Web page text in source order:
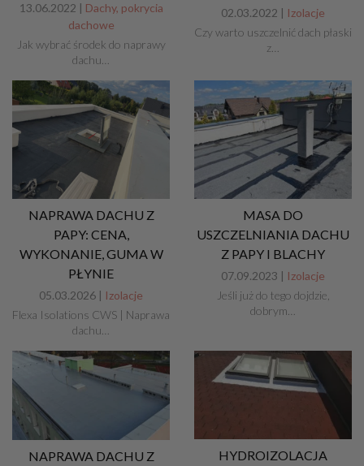
13.06.2022 | Dachy, pokrycia
dachowe
Jak wybrać środek do naprawy
dachu…
02.03.2022 | Izolacje
Czy warto uszczelnić dach płaski
z…
NAPRAWA DACHU Z
PAPY: CENA,
WYKONANIE, GUMA W
PŁYNIE
05.03.2026 | Izolacje
Flexa Isolations CWS | Naprawa
dachu…
MASA DO
USZCZELNIANIA DACHU
Z PAPY I BLACHY
07.09.2023 | Izolacje
Jeśli już do tego dojdzie,
dobrym…
NAPRAWA DACHU Z
HYDROIZOLACJA